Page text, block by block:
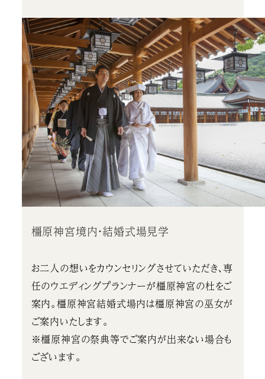
橿原神宮境内・結婚式場見学
お二人の想いをカウンセリングさせていただき、専
任のウエディングプランナーが橿原神宮の杜をご
案内。橿原神宮結婚式場内は橿原神宮の巫女が
ご案内いたします。
※橿原神宮の祭典等でご案内が出来ない場合も
ございます。